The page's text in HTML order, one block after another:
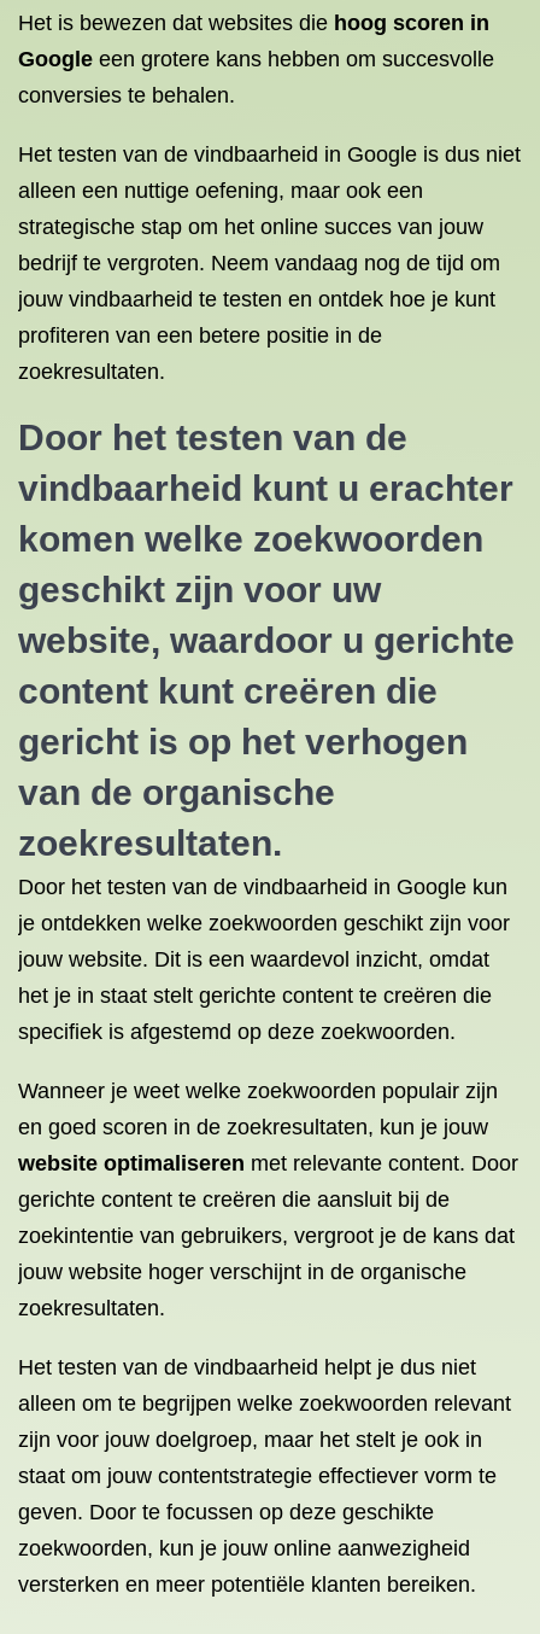
Het is bewezen dat websites die hoog scoren in
Google een grotere kans hebben om succesvolle
conversies te behalen.
Het testen van de vindbaarheid in Google is dus niet
alleen een nuttige oefening, maar ook een
strategische stap om het online succes van jouw
bedrijf te vergroten. Neem vandaag nog de tijd om
jouw vindbaarheid te testen en ontdek hoe je kunt
profiteren van een betere positie in de
zoekresultaten.
Door het testen van de
vindbaarheid kunt u erachter
komen welke zoekwoorden
geschikt zijn voor uw
website, waardoor u gerichte
content kunt creëren die
gericht is op het verhogen
van de organische
zoekresultaten.
Door het testen van de vindbaarheid in Google kun
je ontdekken welke zoekwoorden geschikt zijn voor
jouw website. Dit is een waardevol inzicht, omdat
het je in staat stelt gerichte content te creëren die
specifiek is afgestemd op deze zoekwoorden.
Wanneer je weet welke zoekwoorden populair zijn
en goed scoren in de zoekresultaten, kun je jouw
website optimaliseren met relevante content. Door
gerichte content te creëren die aansluit bij de
zoekintentie van gebruikers, vergroot je de kans dat
jouw website hoger verschijnt in de organische
zoekresultaten.
Het testen van de vindbaarheid helpt je dus niet
alleen om te begrijpen welke zoekwoorden relevant
zijn voor jouw doelgroep, maar het stelt je ook in
staat om jouw contentstrategie effectiever vorm te
geven. Door te focussen op deze geschikte
zoekwoorden, kun je jouw online aanwezigheid
versterken en meer potentiële klanten bereiken.